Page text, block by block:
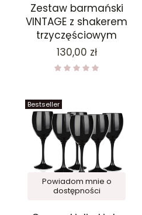
Zestaw barmański
VINTAGE z shakerem
trzyczęściowym
Cena
130,00 zł
Bestseller
Powiadom mnie o
dostępności